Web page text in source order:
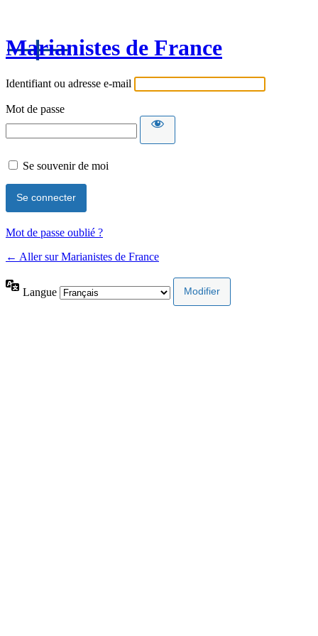
Marianistes de France
Identifiant ou adresse e-mail
Mot de passe
Se souvenir de moi
Mot de passe oublié ?
← Aller sur Marianistes de France
Langue